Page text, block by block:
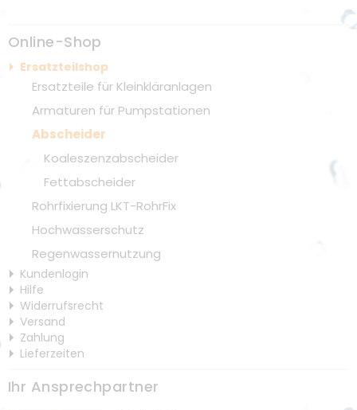
Online-Shop
Ersatzteilshop
Ersatzteile für Kleinkläranlagen
Armaturen für Pumpstationen
Abscheider
Koaleszenzabscheider
Fettabscheider
Rohrfixierung LKT-RohrFix
Hochwasserschutz
Regenwassernutzung
Kundenlogin
Hilfe
Widerrufsrecht
Versand
Zahlung
Lieferzeiten
Ihr Ansprechpartner